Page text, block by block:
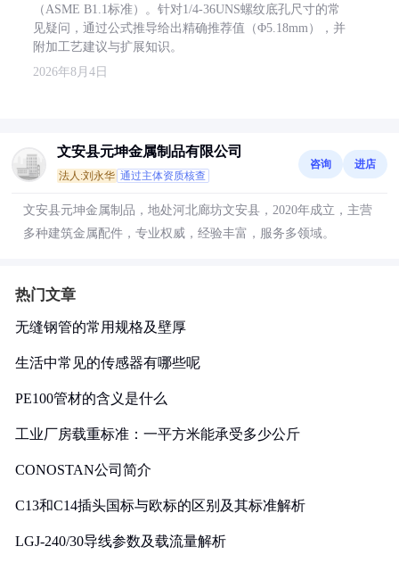
（ASME B1.1标准）。针对1/4-36UNS螺纹底孔尺寸的常
见疑问，通过公式推导给出精确推荐值（Φ5.18mm），并
附加工艺建议与扩展知识。
2026年8月4日
文安县元坤金属制品有限公司
法人:刘永华 通过主体资质核查
咨询 进店
文安县元坤金属制品，地处河北廊坊文安县，2020年成立，主营
多种建筑金属配件，专业权威，经验丰富，服务多领域。
热门文章
无缝钢管的常用规格及壁厚
生活中常见的传感器有哪些呢
PE100管材的含义是什么
工业厂房载重标准：一平方米能承受多少公斤
CONOSTAN公司简介
C13和C14插头国标与欧标的区别及其标准解析
LGJ-240/30导线参数及载流量解析